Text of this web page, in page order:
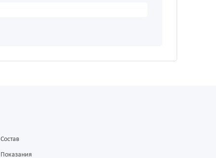
Состав
Показания